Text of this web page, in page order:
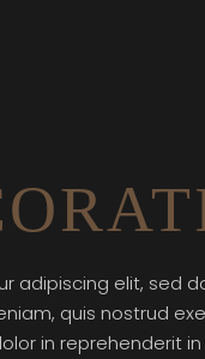
adipiscing elit, sed
quis nostrud
in reprehenderit